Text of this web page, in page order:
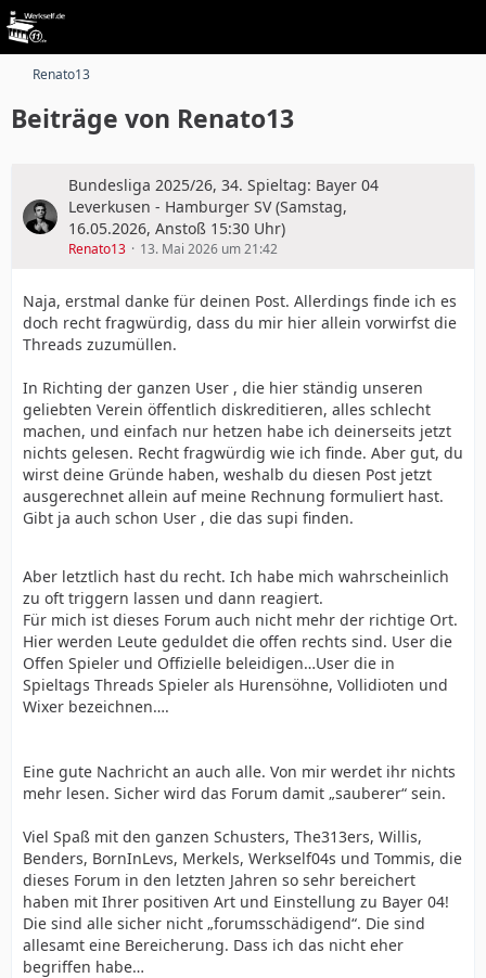
Renato13
Beiträge von Renato13
Bundesliga 2025/26, 34. Spieltag: Bayer 04
Leverkusen - Hamburger SV (Samstag,
16.05.2026, Anstoß 15:30 Uhr)
Renato13 13. Mai 2026 um 21:42
Naja, erstmal danke für deinen Post. Allerdings finde ich es
doch recht fragwürdig, dass du mir hier allein vorwirfst die
Threads zuzumüllen.
In Richting der ganzen User , die hier ständig unseren
geliebten Verein öffentlich diskreditieren, alles schlecht
machen, und einfach nur hetzen habe ich deinerseits jetzt
nichts gelesen. Recht fragwürdig wie ich finde. Aber gut, du
wirst deine Gründe haben, weshalb du diesen Post jetzt
ausgerechnet allein auf meine Rechnung formuliert hast.
Gibt ja auch schon User , die das supi finden.
Aber letztlich hast du recht. Ich habe mich wahrscheinlich
zu oft triggern lassen und dann reagiert.
Für mich ist dieses Forum auch nicht mehr der richtige Ort.
Hier werden Leute geduldet die offen rechts sind. User die
Offen Spieler und Offizielle beleidigen…User die in
Spieltags Threads Spieler als Hurensöhne, Vollidioten und
Wixer bezeichnen….
Eine gute Nachricht an auch alle. Von mir werdet ihr nichts
mehr lesen. Sicher wird das Forum damit „sauberer“ sein.
Viel Spaß mit den ganzen Schusters, The313ers, Willis,
Benders, BornInLevs, Merkels, Werkself04s und Tommis, die
dieses Forum in den letzten Jahren so sehr bereichert
haben mit Ihrer positiven Art und Einstellung zu Bayer 04!
Die sind alle sicher nicht „forumsschädigend“. Die sind
allesamt eine Bereicherung. Dass ich das nicht eher
begriffen habe…